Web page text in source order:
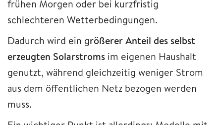
frühen Morgen oder bei kurzfristig
schlechteren Wetterbedingungen.
Dadurch wird ein größerer Anteil des selbst
erzeugten Solarstroms im eigenen Haushalt
genutzt, während gleichzeitig weniger Strom
aus dem öffentlichen Netz bezogen werden
muss.